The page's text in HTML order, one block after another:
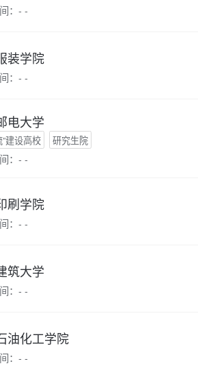
：- -
装学院
：- -
电大学
”建设高校 研究生院
：- -
刷学院
：- -
筑大学
：- -
油化工学院
：- -